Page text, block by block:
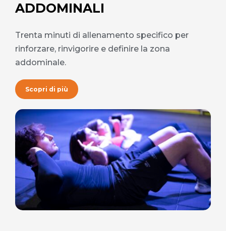
ADDOMINALI
Trenta minuti di allenamento specifico per
rinforzare, rinvigorire e definire la zona
addominale.
Scopri di più